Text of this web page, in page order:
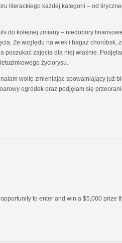
literackiego każdej kategorii – od
do kolejnej zmiany – niedobory
Ze względu na wiek i bagaż choróbsk,
poszukać zajęcia dla niej właśnie.
życiorysu.
woltę zmieniając spowalniający już
ogródek oraz podjęłam się
to enter and win a $5,000 prize